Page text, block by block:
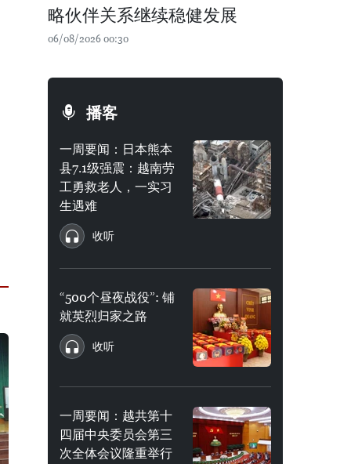
略伙伴关系继续稳健发展
06/08/2026 00:30
播客
一周要闻：日本熊本
县7.1级强震：越南劳
工勇救老人，一实习
生遇难
收听
“500个昼夜战役”: 铺
就英烈归家之路
收听
一周要闻：越共第十
四届中央委员会第三
次全体会议隆重举行